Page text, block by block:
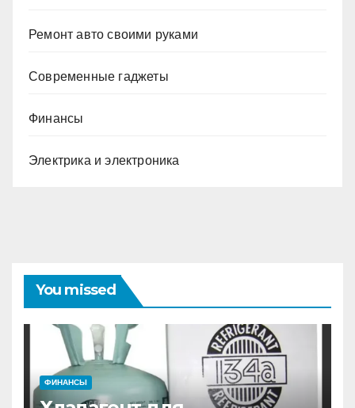
Ремонт авто своими руками
Современные гаджеты
Финансы
Электрика и электроника
You missed
ФИНАНСЫ